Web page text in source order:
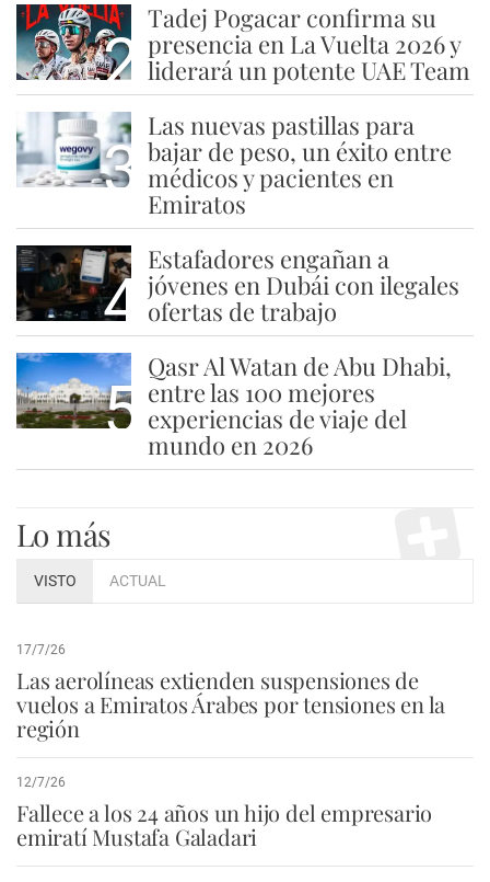
2
Tadej Pogacar confirma su
presencia en La Vuelta 2026 y
liderará un potente UAE Team
3
Las nuevas pastillas para
bajar de peso, un éxito entre
médicos y pacientes en
Emiratos
4
Estafadores engañan a
jóvenes en Dubái con ilegales
ofertas de trabajo
5
Qasr Al Watan de Abu Dhabi,
entre las 100 mejores
experiencias de viaje del
mundo en 2026
Lo más
VISTO ACTUAL
17/7/26
Las aerolíneas extienden suspensiones de
vuelos a Emiratos Árabes por tensiones en la
región
12/7/26
Fallece a los 24 años un hijo del empresario
emiratí Mustafa Galadari